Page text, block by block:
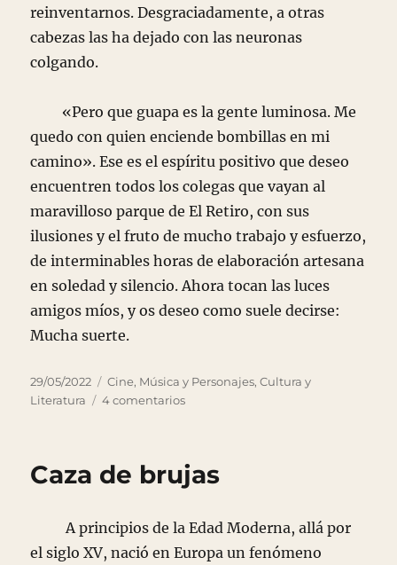
reinventarnos. Desgraciadamente, a otras
cabezas las ha dejado con las neuronas
colgando.
«Pero que guapa es la gente luminosa. Me
quedo con quien enciende bombillas en mi
camino». Ese es el espíritu positivo que deseo
encuentren todos los colegas que vayan al
maravilloso parque de El Retiro, con sus
ilusiones y el fruto de mucho trabajo y esfuerzo,
de interminables horas de elaboración artesana
en soledad y silencio. Ahora tocan las luces
amigos míos, y os deseo como suele decirse:
Mucha suerte.
Publicado
el
29/05/2022 Categorías
Cine, Música y Personajes,Cultura y
Literatura
4 comentariosen
Caza de brujas
A principios de la Edad Moderna, allá por
el siglo XV, nació en Europa un fenómeno